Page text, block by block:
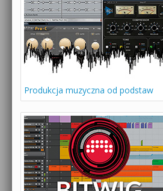
Produkcja muzyczna od podstaw